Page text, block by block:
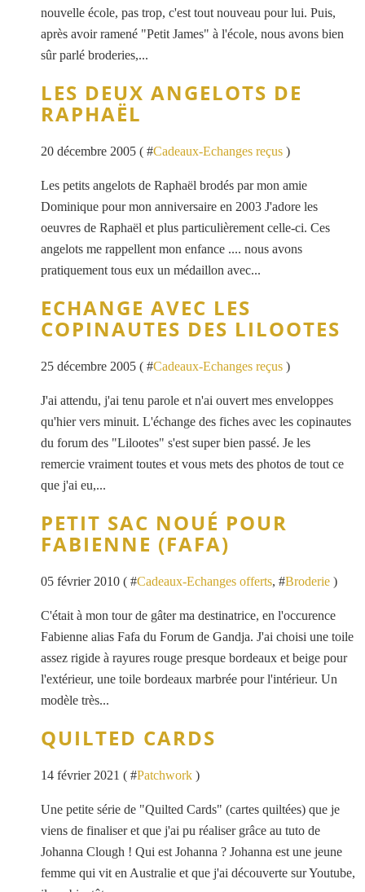
nouvelle école, pas trop, c'est tout nouveau pour lui. Puis,
après avoir ramené "Petit James" à l'école, nous avons bien
sûr parlé broderies,...
LES DEUX ANGELOTS DE
RAPHAËL
20 décembre 2005 ( #Cadeaux-Echanges reçus )
Les petits angelots de Raphaël brodés par mon amie
Dominique pour mon anniversaire en 2003 J'adore les
oeuvres de Raphaël et plus particulièrement celle-ci. Ces
angelots me rappellent mon enfance .... nous avons
pratiquement tous eux un médaillon avec...
ECHANGE AVEC LES
COPINAUTES DES LILOOTES
25 décembre 2005 ( #Cadeaux-Echanges reçus )
J'ai attendu, j'ai tenu parole et n'ai ouvert mes enveloppes
qu'hier vers minuit. L'échange des fiches avec les copinautes
du forum des "Lilootes" s'est super bien passé. Je les
remercie vraiment toutes et vous mets des photos de tout ce
que j'ai eu,...
PETIT SAC NOUÉ POUR
FABIENNE (FAFA)
05 février 2010 ( #Cadeaux-Echanges offerts, #Broderie )
C'était à mon tour de gâter ma destinatrice, en l'occurence
Fabienne alias Fafa du Forum de Gandja. J'ai choisi une toile
assez rigide à rayures rouge presque bordeaux et beige pour
l'extérieur, une toile bordeaux marbrée pour l'intérieur. Un
modèle très...
QUILTED CARDS
14 février 2021 ( #Patchwork )
Une petite série de "Quilted Cards" (cartes quiltées) que je
viens de finaliser et que j'ai pu réaliser grâce au tuto de
Johanna Clough ! Qui est Johanna ? Johanna est une jeune
femme qui vit en Australie et que j'ai découverte sur Youtube,